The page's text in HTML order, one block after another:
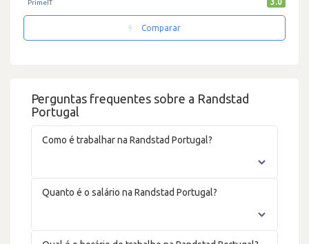
Perguntas frequentes sobre a Randstad
Portugal
Como é trabalhar na Randstad Portugal?
Quanto é o salário na Randstad Portugal?
PrimeIT
Comparar